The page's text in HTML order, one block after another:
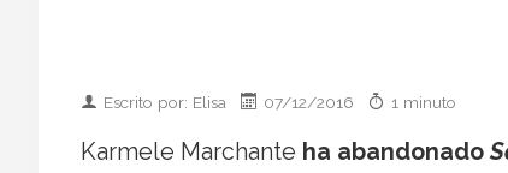
Escrito por: Elisa 07/12/2016 1 minuto
Karmele Marchante ha abandonado